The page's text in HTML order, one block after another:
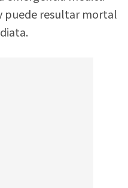
puede resultar mortal